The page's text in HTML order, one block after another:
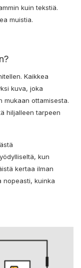
kuin tekstiä.
muistia.
Kaikkea
kuva, joka
mukaan ottamisesta.
hiljalleen tarpeen
kun
kertaa ilman
nopeasti, kuinka